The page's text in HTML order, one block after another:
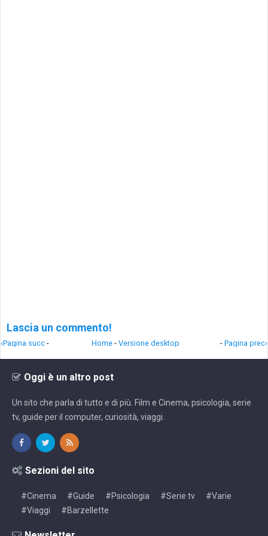
Lascia un commento!
‹Pagina succ - - Pagina prec›
Home - Versione desktop
Oggi è un altro post
Un sito che parla di tutto e di più. Film e Cinema, psicologia, serie
tv, guide per il computer, curiosità, viaggi.
Sezioni del sito
#Cinema #Guide #Psicologia #Serie tv
#Varie
#Viaggi
#Barzellette